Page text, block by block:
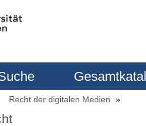
Recht der digitalen Medien